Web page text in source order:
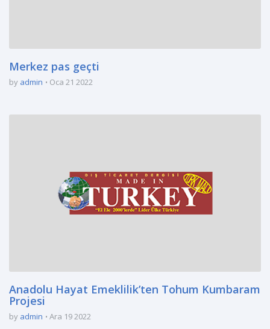
Merkez pas geçti
by admin Oca 21 2022
Anadolu Hayat Emeklilik’ten Tohum Kumbaram
Projesi
by admin Ara 19 2022